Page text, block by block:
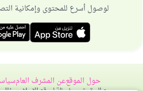
لوصول أسرع للمحتوى وإمكانية
حول الموقععن المشرف العام